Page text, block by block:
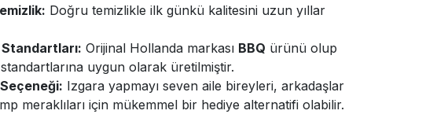
Doğru temizlikle ilk günkü kalitesini uzun yıllar
Orijinal Hollanda markası BBQ ürünü olup
uygun olarak üretilmiştir.
Izgara yapmayı seven aile bireyleri, arkadaşlar
meraklıları için mükemmel bir hediye alternatifi olabilir.